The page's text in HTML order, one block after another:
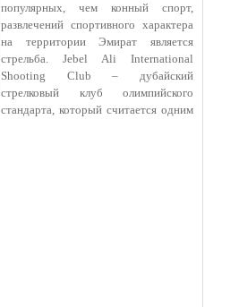
популярных, чем конный спорт,
развлечений спортивного характера
на территории Эмират является
стрельба. Jebel Ali International
Shooting Club – дубайский
стрелковый клуб олимпийского
стандарта, который считается одним